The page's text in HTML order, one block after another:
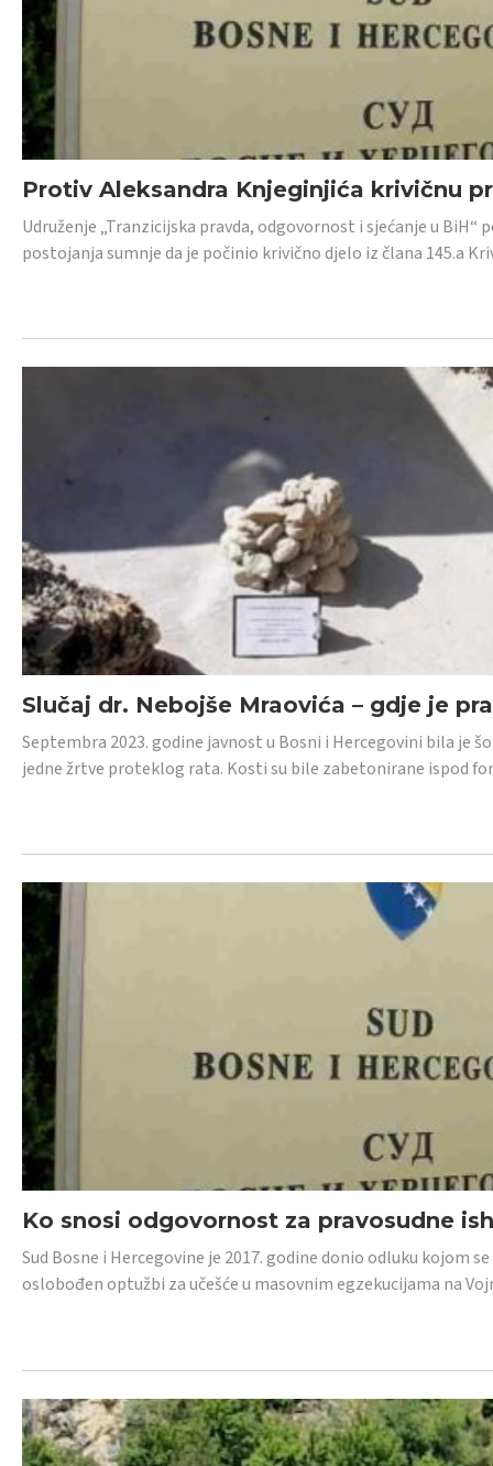
Protiv Aleksandra Knjeginjića krivičnu
Udruženje „Tranzicijska pravda, odgovornost i sjećanje u
postojanja sumnje da je počinio krivično djelo iz člana 145.a
Slučaj dr. Nebojše Mraovića – gdje je
Septembra 2023. godine javnost u Bosni i Hercegovini bila je
jedne žrtve proteklog rata. Kosti su bile zabetonirane ispod
Ko snosi odgovornost za pravosudne
Sud Bosne i Hercegovine je 2017. godine donio odluku kojom
oslobođen optužbi za učešće u masovnim egzekucijama na